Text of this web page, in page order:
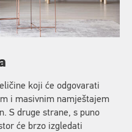
koji će odgovarati
i masivnim namještajem
S druge strane, s puno
će brzo izgledati